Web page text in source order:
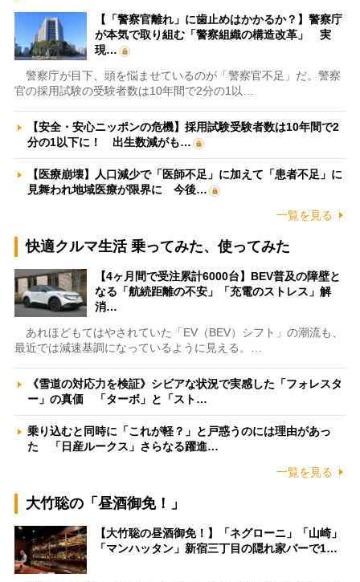
【「警察官離れ」に歯止めはかかるか？】警察庁
が本気で取り組む「警察組織の構造改革」 実
現…
警察庁が目下、頭を悩ませているのが「警察官不足」だ。警察
官の採用試験の受験者数は10年間で2分の1以…
【安全・安心ニッポンの危機】採用試験受験者数は10年間で2
分の1以下に！ 出生数減がも…
【医療崩壊】人口減少で「医師不足」に加えて「患者不足」に
見舞われ地域医療が限界に 今後…
一覧を見る
快適クルマ生活 乗ってみた、使ってみた
【4ヶ月間で受注累計6000台】BEV普及の障壁と
なる「航続距離の不安」「充電のストレス」解
消…
あれほどもてはやされていた「EV（BEV）シフト」の潮流も、
最近では減速基調になっているように見える。…
《雪道の対応力を検証》シビアな状況で実感した「フォレスタ
ー」の真価 「ターボ」と「スト…
乗り込むと同時に「これが軽？」と戸惑うのには理由があっ
た 「日産ルークス」さらなる躍進…
一覧を見る
大竹聡の「昼酒御免！」
【大竹聡の昼酒御免！】「ネグローニ」「山崎」
「マンハッタン」新宿三丁目の隠れ家バーで1…